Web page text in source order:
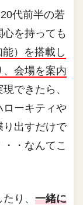
代前半の若
を持っても
）を搭載し
会場を案内
できたら、
ローキティや
り出すだけで
・なんてこ
たり、一緒に